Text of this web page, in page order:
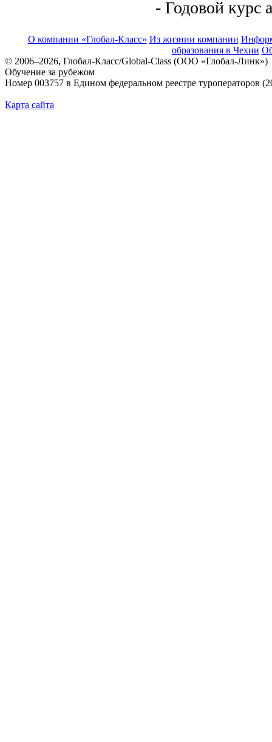
- Годовой курс
О компании «Глобал-Класс» Из жизнии компании
образования в Чехии
© 2006–2026, Глобал-Класс/Global-Class (ООО «Глобал-Линк»)
Обучение за рубежом
Номер 003757 в Едином федеральном реестре туроператоров
Карта сайта